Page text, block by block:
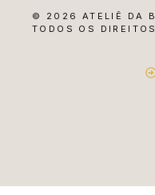
© 2026 ATELIÊ DA
TODOS OS